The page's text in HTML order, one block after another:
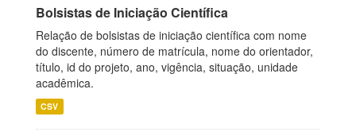
Bolsistas de Iniciação Científica
Relação de bolsistas de iniciação científica com nome
do discente, número de matrícula, nome do orientador,
título, id do projeto, ano, vigência, situação, unidade
acadêmica.
CSV